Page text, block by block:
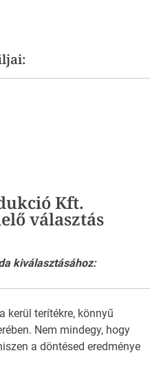
Kft.
választás
kiválasztásához:
kerül terítékre, könnyű
Nem mindegy, hogy
a döntésed eredménye